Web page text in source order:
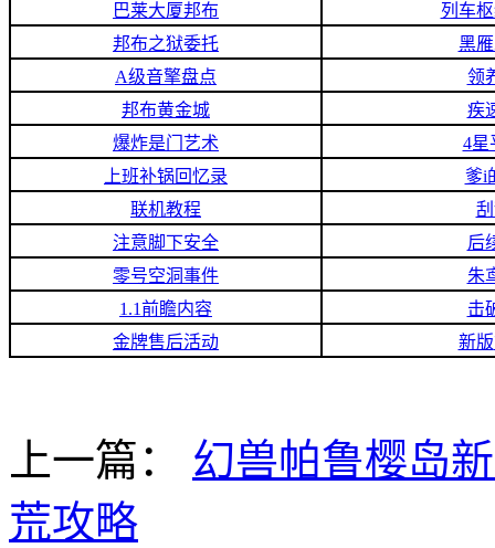
巴莱大厦邦布
列车
邦布之狱委托
黑
A级音擎盘点
领
邦布黄金城
疾
爆炸是门艺术
4星
上班补锅回忆录
爹i
联机教程
注意脚下安全
后
零号空洞事件
朱
1.1前瞻内容
击
金牌售后活动
新版
上一篇：
幻兽帕鲁樱岛
荒攻略